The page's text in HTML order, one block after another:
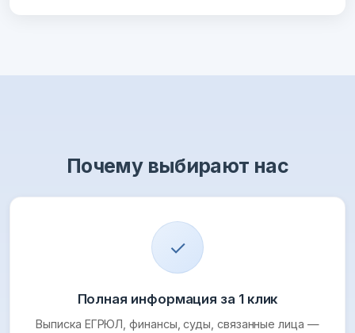
Почему выбирают нас
✓
Полная информация за 1 клик
Выписка ЕГРЮЛ, финансы, суды, связанные лица —